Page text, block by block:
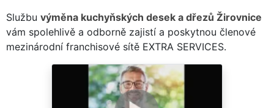
Službu výměna kuchyňských desek a dřezů Žirovnice
vám spolehlivě a odborně zajistí a poskytnou členové
mezinárodní franchisové sítě EXTRA SERVICES.